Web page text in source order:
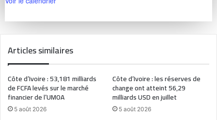
Articles similaires
Côte d’Ivoire : 53,181 milliards
de FCFA levés sur le marché
financier de l’UMOA
5 août 2026
Côte d’Ivoire : les réserves de
change ont atteint 56,29
milliards USD en juillet
5 août 2026